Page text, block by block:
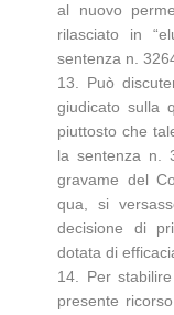
al nuovo
rilasciato in
sentenza n.
13. Può
giudicato sulla
piuttosto che
la sentenza n.
gravame del
qua, si
decisione di
dotata di
14. Per
presente